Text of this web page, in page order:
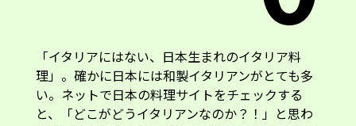
「イタリアにはない、日本生まれのイタリア料
理」。確かに日本には和製イタリアンがとても多
い。ネットで日本の料理サイトをチェックする
と、「どこがどうイタリアンなのか？！」と思わ